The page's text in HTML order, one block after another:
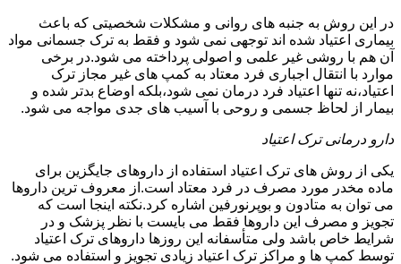
در این روش به جنبه های روانی و مشکلات شخصیتی که باعث
بیماری اعتیاد شده اند توجهی نمی شود و فقط به ترک جسمانی مواد
آن هم با روشی غیر علمی و اصولی پرداخته می شود.در برخی
موارد با انتقال اجباری فرد معتاد به کمپ های غیر مجاز ترک
اعتیاد،نه تنها اعتیاد فرد درمان نمی شود،بلکه اوضاع بدتر شده و
بیمار از لحاظ جسمی و روحی با آسیب های جدی مواجه می شود.
دارو درمانی ترک اعتیاد
یکی از روش های ترک اعتیاد استفاده از داروهای جایگزین برای
ماده مخدر مورد مصرف در فرد معتاد است.از معروف ترین داروها
می توان به متادون و بوپرنورفین اشاره کرد.نکته اینجا است که
تجویز و مصرف این داروها فقط می بایست با نظر پزشک و در
شرایط خاص باشد ولی متأسفانه این روزها داروهای ترک اعتیاد
توسط کمپ ها و مراکز ترک اعتیاد زیادی تجویز و استفاده می شود.